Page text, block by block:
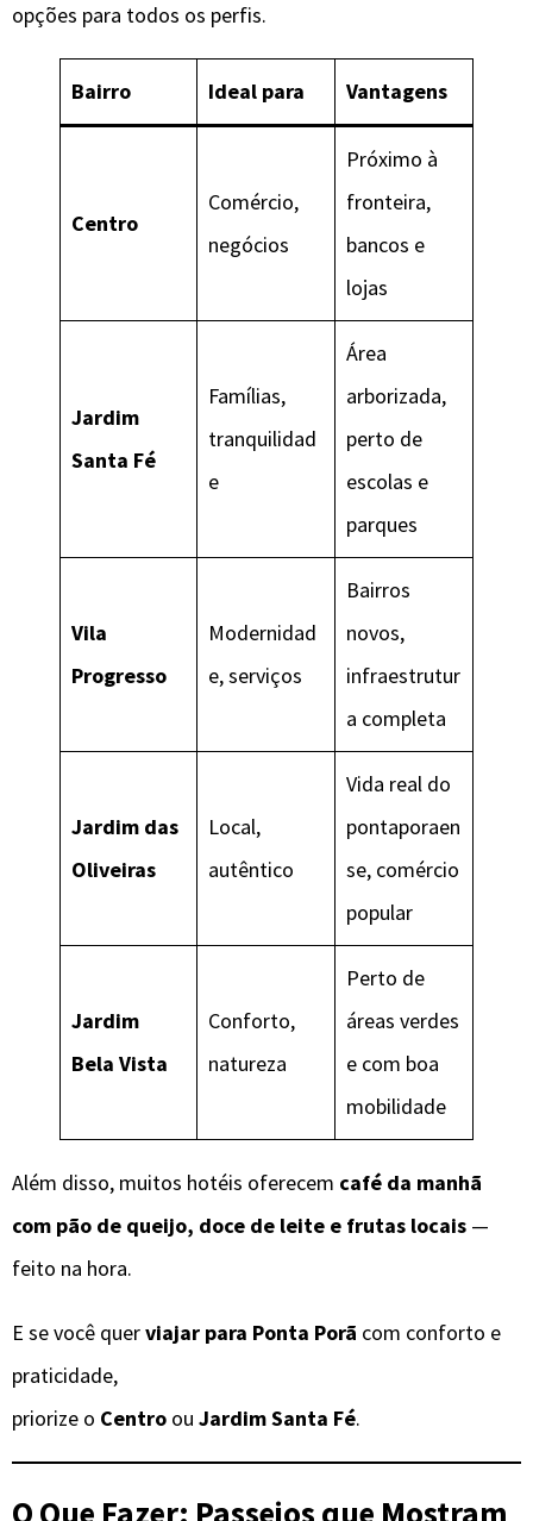
opções para todos os perfis.
Bairro Ideal para Vantagens
Centro
Comércio,
negócios
Próximo à
fronteira,
bancos e
lojas
Jardim
Santa Fé
Famílias,
tranquilidad
e
Área
arborizada,
perto de
escolas e
parques
Vila
Progresso
Modernidad
e, serviços
Bairros
novos,
infraestrutur
a completa
Jardim das
Oliveiras
Local,
autêntico
Vida real do
pontaporaen
se, comércio
popular
Jardim
Bela Vista
Conforto,
natureza
Perto de
áreas verdes
e com boa
mobilidade
Além disso, muitos hotéis oferecem café da manhã
com pão de queijo, doce de leite e frutas locais —
feito na hora.
E se você querviajar para Ponta Porã com conforto e
praticidade,
priorize o Centro ou Jardim Santa Fé.
O Que Fazer: Passeios que Mostram